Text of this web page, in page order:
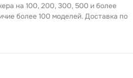
на 100, 200, 300, 500 и более
более 100 моделей. Доставка по